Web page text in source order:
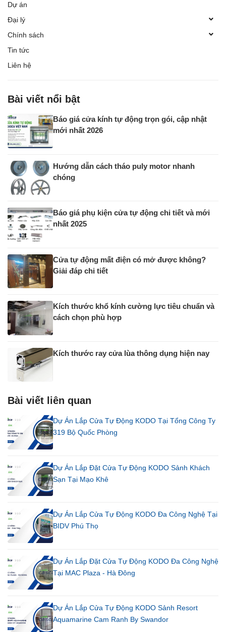
Dự án
Đại lý
Chính sách
Tin tức
Liên hệ
Bài viết nổi bật
Báo giá cửa kính tự động trọn gói, cập nhật
mới nhất 2026
Hướng dẫn cách tháo puly motor nhanh
chóng
Báo giá phụ kiện cửa tự động chi tiết và mới
nhất 2025
Cửa tự động mất điện có mở được không?
Giải đáp chi tiết
Kích thước khổ kính cường lực tiêu chuẩn và
cách chọn phù hợp
Kích thước ray cửa lùa thông dụng hiện nay
Bài viết liên quan
Dự Án Lắp Cửa Tự Động KODO Tại Tổng Công Ty
319 Bộ Quốc Phòng
Dự Án Lắp Đặt Cửa Tự Động KODO Sảnh Khách
Sạn Tại Mạo Khê
Dự Án Lắp Cửa Tự Động KODO Đa Công Nghệ Tại
BIDV Phú Thọ
Dự Án Lắp Đặt Cửa Tự Động KODO Đa Công Nghệ
Tại MAC Plaza - Hà Đông
Dự Án Lắp Cửa Tự Động KODO Sảnh Resort
Aquamarine Cam Ranh By Swandor